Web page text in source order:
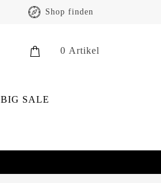
Shop finden
0 Artikel
BIG SALE